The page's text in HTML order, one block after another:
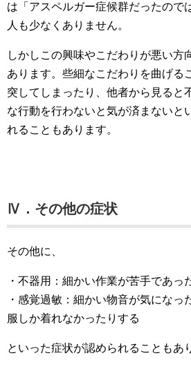
は「アスペルガー症候群だったので
人も少なくありません。
しかしこの興味やこだわりが悪い方
あります。些細なこだわりを曲げる
突してしまったり、他者から見ると
な行動を行わないと気が済まないと
れることもあります。
Ⅳ．その他の症状
その他に、
・不器用：細かい作業が苦手であっ
・感覚過敏：細かい物音が気になっ
服しか着れなかったりする
といった症状が認められることもあ